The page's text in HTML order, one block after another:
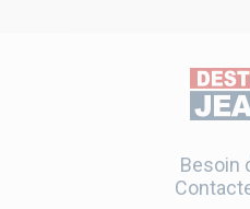
Besoin